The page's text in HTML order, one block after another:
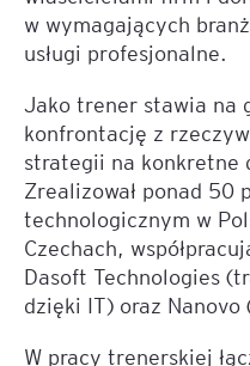
w wymagających
usługi profesjonalne.
Jako trener stawia na
konfrontację z
strategii na konkretne
Zrealizował ponad 50
technologicznym w
Czechach,
Dasoft Technologies
dzięki IT) oraz
W pracy trenerskiej